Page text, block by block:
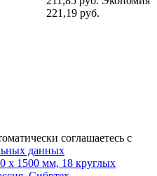
221,19 руб.
соглашаетесь с
данных